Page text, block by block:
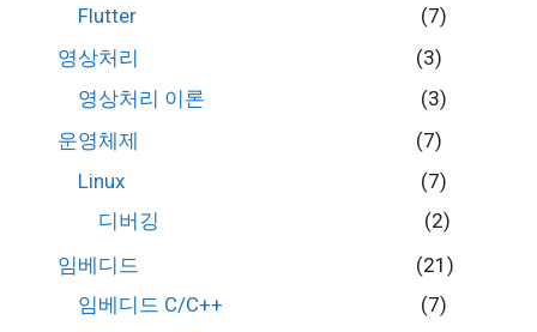
Flutter
(7)
영상처리
(3)
영상처리 이론
(3)
운영체제
(7)
Linux
(7)
디버깅
(2)
임베디드
(21)
임베디드 C/C++
(7)